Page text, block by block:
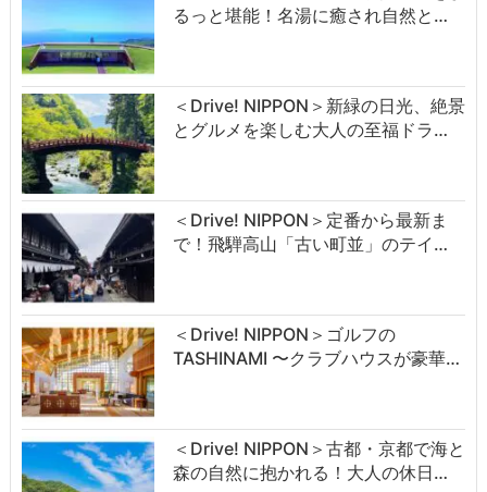
るっと堪能！名湯に癒され自然と…
＜Drive! NIPPON＞新緑の日光、絶景
とグルメを楽しむ大人の至福ドラ…
＜Drive! NIPPON＞定番から最新ま
で！飛騨高山「古い町並」のテイ…
＜Drive! NIPPON＞ゴルフの
TASHINAMI 〜クラブハウスが豪華…
＜Drive! NIPPON＞古都・京都で海と
森の自然に抱かれる！大人の休日…